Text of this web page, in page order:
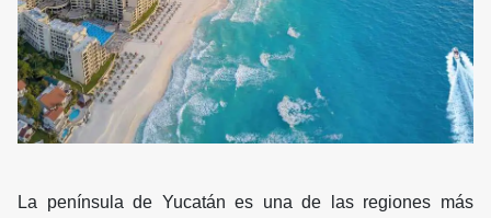
La península de Yucatán es una de las regiones más